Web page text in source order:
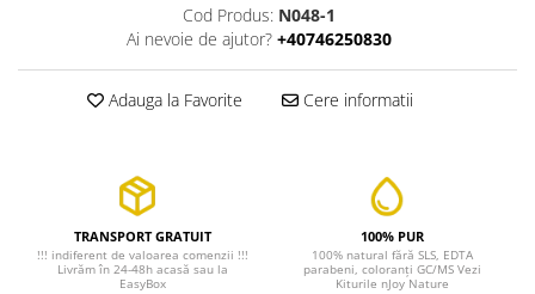
Cod Produs: N048-1
Ai nevoie de ajutor? +40746250830
Adauga la Favorite Cere informatii
TRANSPORT GRATUIT
!!! indiferent de valoarea comenzii !!!
Livrăm în 24-48h acasă sau la
EasyBox
100% PUR
100% natural fără SLS, EDTA
parabeni, coloranți GC/MS Vezi
Kiturile nJoy Nature